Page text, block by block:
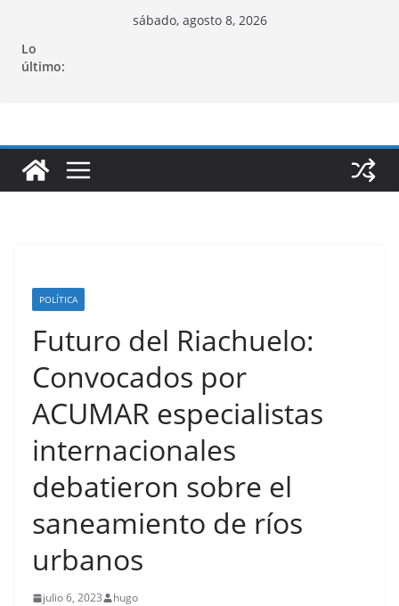
contenido
sábado, agosto 8, 2026
Lo
último:
POLÍTICA
Futuro del Riachuelo:
Convocados por
ACUMAR especialistas
internacionales
debatieron sobre el
saneamiento de ríos
urbanos
julio 6, 2023 hugo